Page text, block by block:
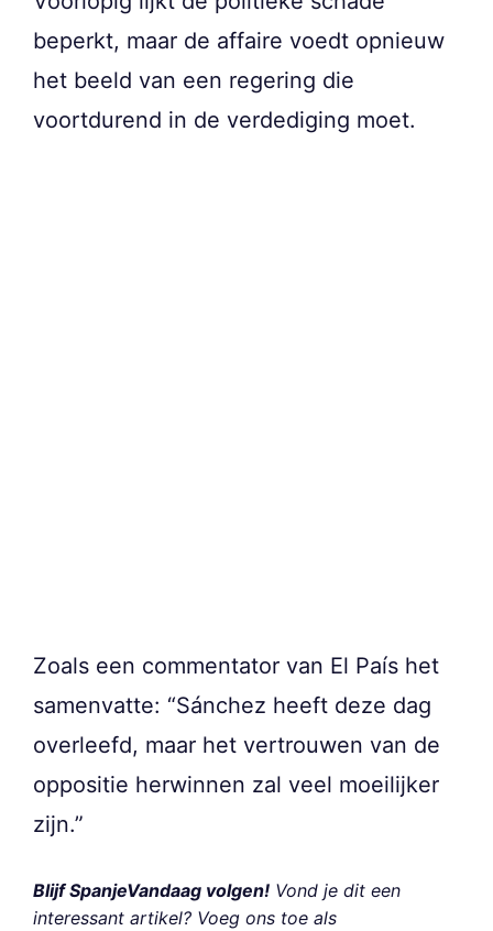
beperkt, maar de affaire voedt opnieuw
het beeld van een regering die
voortdurend in de verdediging moet.
Zoals een commentator van El País het
samenvatte: “Sánchez heeft deze dag
overleefd, maar het vertrouwen van de
oppositie herwinnen zal veel moeilijker
zijn.”
Blijf SpanjeVandaag volgen! Vond je dit een
interessant artikel? Voeg ons toe als